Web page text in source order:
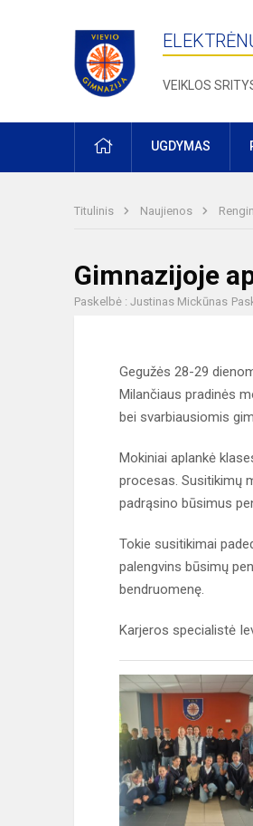
VEIKLOS
PRADŽIAUGDYMAS
Titulinis Naujienos
Gimnazijoje
Paskelbė : Justinas Mickūnas
Gegužės 28-29
Milančiaus pradinės
bei svarbiausiomis
Mokiniai aplankė
procesas. Susitikimų
padrąsino būsimus
Tokie susitikimai
palengvins būsimų
bendruomenę.
Karjeros specialistė